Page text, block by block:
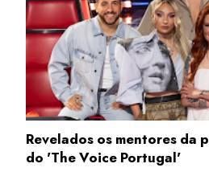
Revelados os mentores da
do 'The Voice Portugal'